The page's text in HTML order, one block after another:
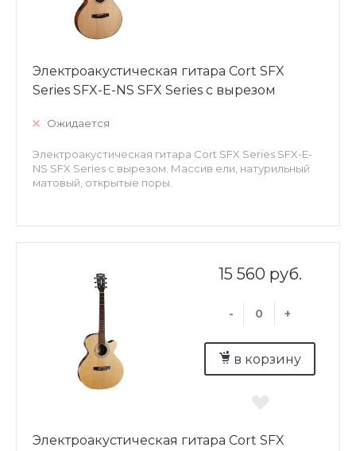
Электроакустическая гитара Cort SFX
Series SFX-E-NS SFX Series с вырезом
Ожидается
Электроакустическая гитара Cort SFX Series SFX-E-
NS SFX Series с вырезом. Массив ели, натурильный
матовый, открытые поры.
15 560 руб.
- +
в корзину
Электроакустическая гитара Cort SFX